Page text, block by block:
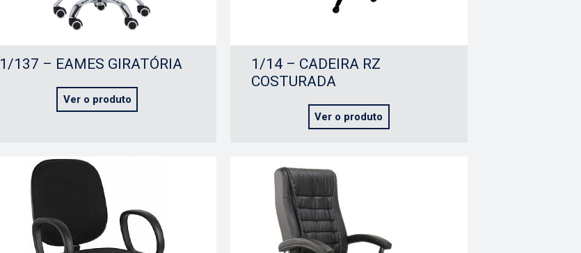
1/137 – EAMES GIRATÓRIA
Ver o produto
1/14 – CADEIRA RZ
COSTURADA
Ver o produto